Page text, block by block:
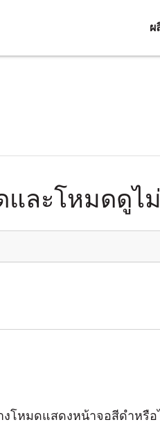
ละโหมดดูไ
โหมดแสดงหน้าจอสีดำหรือ